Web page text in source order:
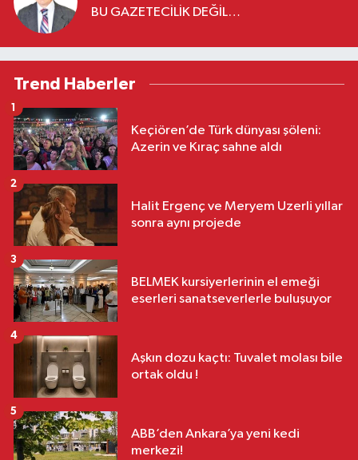
BU GAZETECİLİK DEĞİL…
Trend Haberler
Keçiören’de Türk dünyası şöleni:
Azerin ve Kıraç sahne aldı
1
Halit Ergenç ve Meryem Uzerli yıllar
sonra aynı projede
2
BELMEK kursiyerlerinin el emeği
eserleri sanatseverlerle buluşuyor
3
Aşkın dozu kaçtı: Tuvalet molası bile
ortak oldu !
4
ABB’den Ankara’ya yeni kedi
merkezi!
5